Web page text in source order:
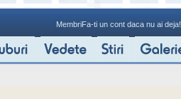
MembriFa-ti un cont daca nu ai deja!